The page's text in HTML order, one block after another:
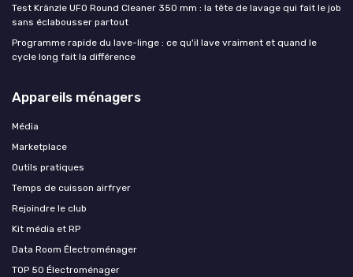
Test Kränzle UFO Round Cleaner 350 mm : la tête de lavage qui fait le job
sans éclabousser partout
Programme rapide du lave-linge : ce qu'il lave vraiment et quand le
cycle long fait la différence
Appareils ménagers
Média
Marketplace
Outils pratiques
Temps de cuisson airfryer
Rejoindre le club
Kit média et RP
Data Room Électroménager
TOP 50 Électroménager